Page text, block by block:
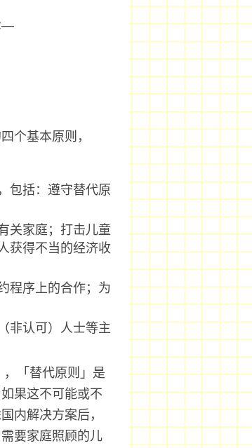
—
个基本原则，
包括：遵守替代原
关家庭；打击儿童
获得不当的经济收
程序上的合作；为
非认可）人士等主
「替代原则」是
果这不可能或不
内解决方案后，
要家庭照顾的儿